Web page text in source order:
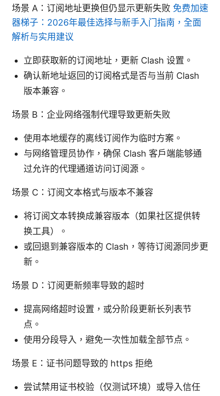
场景 A：订阅地址更换但仍显示更新失败 免费加速
器梯子：2026年最佳选择与新手入门指南，全面
解析与实用建议
立即获取新的订阅地址，更新 Clash 设置。
确认新地址返回的订阅格式是否与当前 Clash
版本兼容。
场景 B：企业网络强制代理导致更新失败
使用本地缓存的离线订阅作为临时方案。
与网络管理员协作，确保 Clash 客户端能够通
过允许的代理通道访问订阅源。
场景 C：订阅文本格式与版本不兼容
将订阅文本转换成兼容版本（如果社区提供转
换工具）。
或回退到兼容版本的 Clash，等待订阅源同步更
新。
场景 D：订阅更新频率导致的超时
提高网络超时设置，或分阶段更新长列表节
点。
使用分段导入，避免一次性加载全部节点。
场景 E：证书问题导致的 https 拒绝
尝试禁用证书校验（仅测试环境）或导入信任